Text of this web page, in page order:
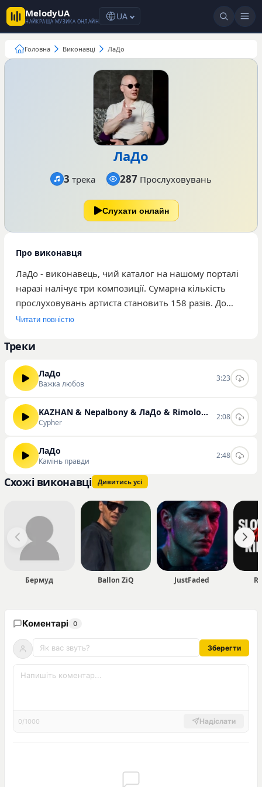
MelodyUA
НАЙКРАЩА МУЗИКА ОНЛАЙН UA
Головна Виконавці ЛаДо
ЛаДо
3 трека 287 Прослуховувань
Слухати онлайн
Про виконавця
ЛаДо - виконавець, чий каталог на нашому порталі
наразі налічує три композиції. Сумарна кількість
прослуховувань артиста становить 158 разів. До
переліку найпопулярніших треків виконавця
«Cypher». Музичний матеріал представлений у
поточний творчий етап автора. Творчість ЛаДо
орієнтована на слухачів, які цікавляться
актуальними релізами та експериментальною
музикою. Ви можете ознайомитися з усіма
прослухати та скачати їх безпосередньо на нашому
сайті.
Читати повністю
Треки
ЛаДо
Важка любов
3:23
KAZHAN & Nepalbony & ЛаДо & Rimolov & SLOWOMOW
Cypher
2:08
ЛаДо
Камінь правди
2:48
Схожі виконавці Дивитись усі
Бермуд Ballon ZiQ JustFaded
Коментарі 0
Зберегти
0/1000 Надіслати